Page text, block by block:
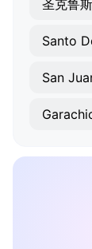
圣克鲁
Santo
San